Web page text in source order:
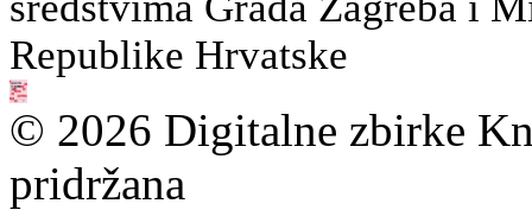
Republike Hrvatske
© 2026 Digitalne zbirke
pridržana